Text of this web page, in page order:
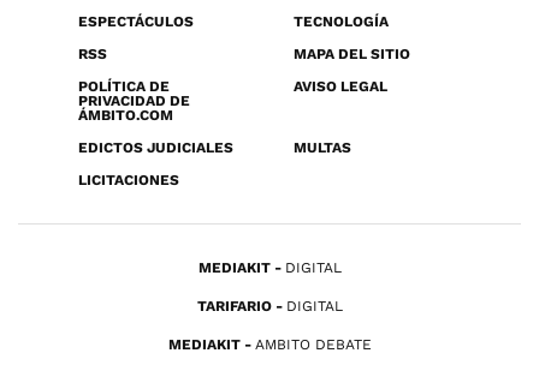
ESPECTÁCULOS
TECNOLOGÍA
RSS
MAPA DEL SITIO
POLÍTICA DE
PRIVACIDAD DE
ÁMBITO.COM
AVISO LEGAL
EDICTOS JUDICIALES
MULTAS
LICITACIONES
MEDIAKIT DIGITAL
TARIFARIO DIGITAL
MEDIAKIT AMBITO DEBATE